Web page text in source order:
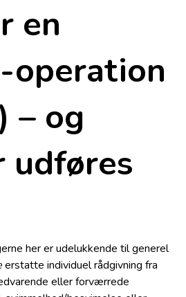
en
operation
– og
udføres
her er udelukkende til generel
erstatte individuel rådgivning fra
eller forværrede